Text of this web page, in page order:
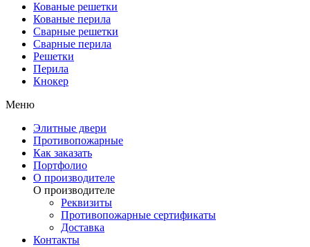
Кованые решетки
Кованые перила
Сварные решетки
Сварные перила
Решетки
Перила
Кнокер
Меню
Элитные двери
Противопожарные
Как заказать
Портфолио
О производителе
О производителе
Реквизиты
Противопожарные сертификаты
Доставка
Контакты